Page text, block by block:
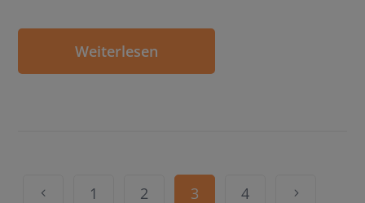
Weiterlesen
1 2 3 4